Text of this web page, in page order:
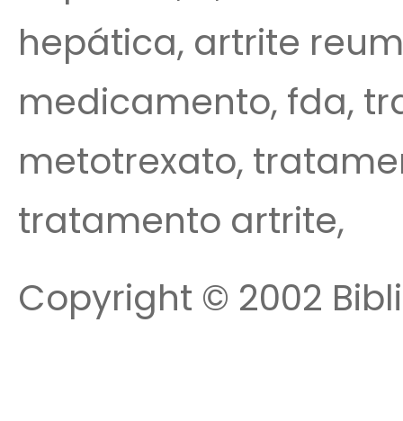
hepática, artrite
medicamento, fda,
metotrexato,
tratamento artrite,
Copyright © 2002